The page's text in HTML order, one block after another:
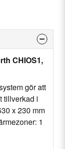
CHIOS1,
gör att
tillverkad i
x 230 mm
1